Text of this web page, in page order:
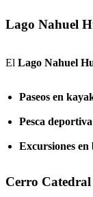
Lago Nahuel
El Lago Nahuel
Paseos en
Pesca deportiva
Excursiones en
Cerro Catedral